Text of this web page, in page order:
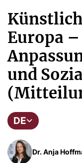
Europa –
und
DE
Dr. Anja